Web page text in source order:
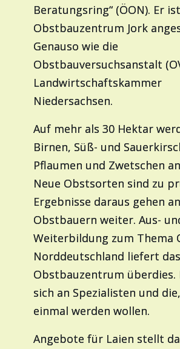
Beratungsring“ (ÖON). Er
Obstbauzentrum Jork
Genauso wie die
Obstbauversuchsanstalt
Landwirtschaftskammer
Niedersachsen.
Auf mehr als 30 Hektar
Birnen, Süß- und
Pflaumen und Zwetschen
Neue Obstsorten sind zu
Ergebnisse daraus gehen
Obstbauern weiter. Aus-
Weiterbildung zum Thema
Norddeutschland liefert das
Obstbauzentrum überdies.
sich an Spezialisten und
einmal werden wollen.
Angebote für Laien stellt